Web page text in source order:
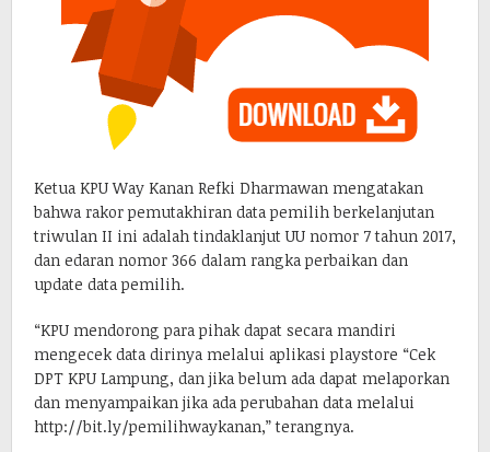
Ketua KPU Way Kanan Refki Dharmawan mengatakan
bahwa rakor pemutakhiran data pemilih berkelanjutan
triwulan II ini adalah tindaklanjut UU nomor 7 tahun 2017,
dan edaran nomor 366 dalam rangka perbaikan dan
update data pemilih.
“KPU mendorong para pihak dapat secara mandiri
mengecek data dirinya melalui aplikasi playstore “Cek
DPT KPU Lampung, dan jika belum ada dapat melaporkan
dan menyampaikan jika ada perubahan data melalui
http://bit.ly/pemilihwaykanan,” terangnya.